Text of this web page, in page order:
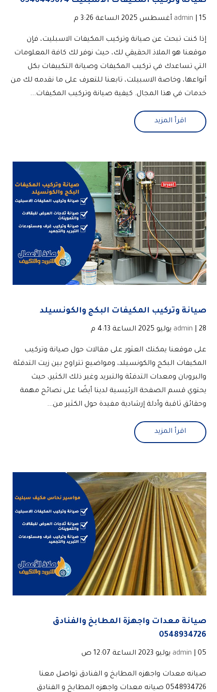
admin | 15 أغسطس 2025 الساعة 3:26 م
إذا كنت تبحث عن صيانة وتركيب المكيفات الاسبليت، فإن
موقعنا هو الملاذ الحقيقي لك، حيث نوفر لك كافة المعلومات
التي تساعدك في تركيب المكيفات وصيانة التكييفات بكل
أنواعها، وخاصة الاسبيلت، تابعنا للتعرف على ما نقدمه لك من
خدمات في هذا المجال. كيفية صيانة وتركيب المكيفات...
اقرأ المزيد
صيانة وتركيب المكيفات البكج والكونسيلد
admin | 28 يوليو 2025 الساعة 4:13 م
على موقعنا يمكنك العثور على مقالات حول صيانة وتركيب
المكيفات البكج والكونسيلد، ومواضيع تتراوح بين زيت التدفئة
والبروبان ومعدات التدفئة والتبريد وغير ذلك الكثير، حيث
يحتوي قسم الصفحة الرئيسية لدينا أيضًا على نصائح مهمة
وحقائق ثاقبة وأدلة إرشادية مفيدة حول الكثير من...
اقرأ المزيد
صيانة معدات واجهزة المطابخ والفنادق
0548934726
admin | 05 يوليو 2023 الساعة 12:07 ص
صيانه معدات واجهزه المطابخ و الفنادق تواصل معنا
0548934726 صيانه معدات واجهزه المطابخ و الفنادق